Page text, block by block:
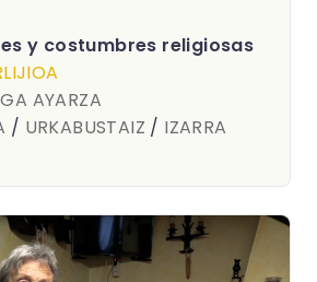
y costumbres religiosas
AYARZA
/ URKABUSTAIZ / IZARRA